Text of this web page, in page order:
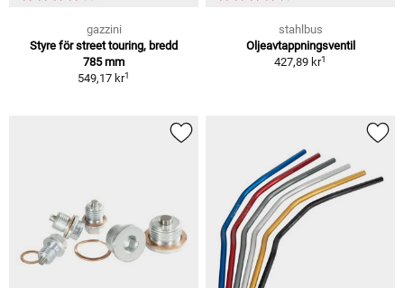
gazzini
Styre för street touring, bredd
785 mm
549,17 kr1
stahlbus
Oljeavtappningsventil
427,89 kr1